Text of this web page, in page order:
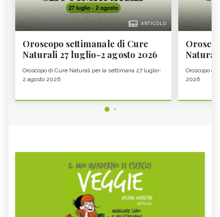
ARTICOLO
Oroscopo settimanale di Cure
Naturali 27 luglio-2 agosto 2026
Oroscopo di Cure Naturali per la settimana 27 luglio-
2 agosto 2026
Oroscopo di
2026